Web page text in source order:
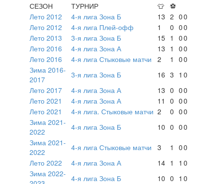
СЕЗОН
ТУРНИР 👕 ⚽
Лето 2012
4-я лига Зона Б 13 2 00
Лето 2012
4-я лига Плей-офф 1 0 00
Лето 2013
3-я лига Зона Б 15 1 00
Лето 2016
4-я лига Зона А 13 1 00
Лето 2016
4-я лига Стыковые матчи 2 1 00
Зима 2016-
2017
3-я лига Зона Б 16 3 1 0
Лето 2017
4-я лига Зона А 13 0 00
Лето 2021
4-я лига Зона А 11 0 00
Лето 2021
4-я лига. Стыковые матчи 2 0 00
Зима 2021-
2022
4-я лига Зона Б 10 0 00
Зима 2021-
2022
4-я лига Стыковые матчи 3 1 00
Лето 2022
4-я лига Зона А 14 1 1 0
Зима 2022- 4-я лига Зона Б 10 0 1 0